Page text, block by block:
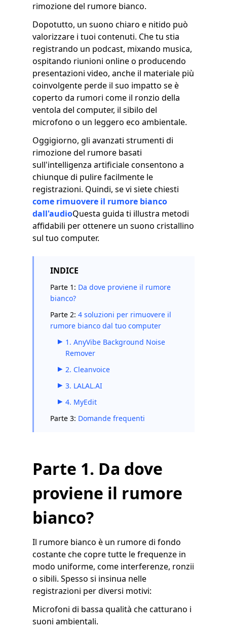
rimozione del rumore bianco.
Dopotutto, un suono chiaro e nitido può
valorizzare i tuoi contenuti. Che tu stia
registrando un podcast, mixando musica,
ospitando riunioni online o producendo
presentazioni video, anche il materiale più
coinvolgente perde il suo impatto se è
coperto da rumori come il ronzio della
ventola del computer, il sibilo del
microfono o un leggero eco ambientale.
Oggigiorno, gli avanzati strumenti di
rimozione del rumore basati
sull'intelligenza artificiale consentono a
chiunque di pulire facilmente le
registrazioni. Quindi, se vi siete chiesti
come rimuovere il rumore bianco
dall'audioQuesta guida ti illustra metodi
affidabili per ottenere un suono cristallino
sul tuo computer.
INDICE
Parte 1: Da dove proviene il rumore
bianco?
Parte 2: 4 soluzioni per rimuovere il
rumore bianco dal tuo computer
1. AnyVibe Background Noise
Remover
2. Cleanvoice
3. LALAL.AI
4. MyEdit
Parte 3: Domande frequenti
Parte 1. Da dove
proviene il rumore
bianco?
Il rumore bianco è un rumore di fondo
costante che copre tutte le frequenze in
modo uniforme, come interferenze, ronzii
o sibili. Spesso si insinua nelle
registrazioni per diversi motivi:
Microfoni di bassa qualità che catturano i
suoni ambientali.